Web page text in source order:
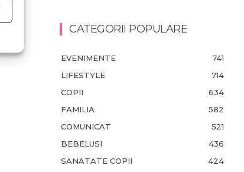
CATEGORII POPULARE
EVENIMENTE
741
LIFESTYLE
714
COPII
634
FAMILIA
582
COMUNICAT
521
BEBELUSI
436
SANATATE COPII
424